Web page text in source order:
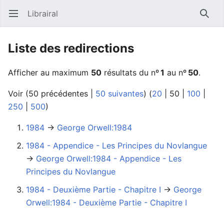
Ouvrir le menu principal Librairal
Liste des redirections
Afficher au maximum 50 résultats du nº1 au nº 50.
Voir (50 précédentes 50 suivantes) (20 50 100
250
500)
1984 →‎ George Orwell:1984
1984 - Appendice - Les Principes du Novlangue
→‎ George Orwell:1984 - Appendice - Les
Principes du Novlangue
1984 - Deuxième Partie - Chapitre I →‎ George
Orwell:1984 - Deuxième Partie - Chapitre I